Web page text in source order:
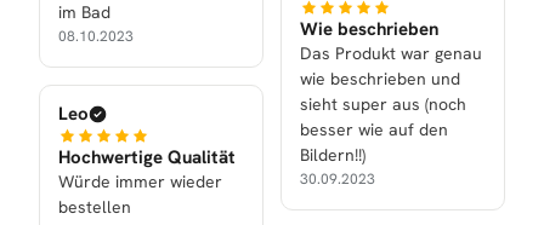
im Bad
08.10.2023
Leo
Hochwertige Qualität
Würde immer wieder
bestellen
Wie beschrieben
Das Produkt war genau
wie beschrieben und
sieht super aus (noch
besser wie auf den
Bildern!!)
30.09.2023